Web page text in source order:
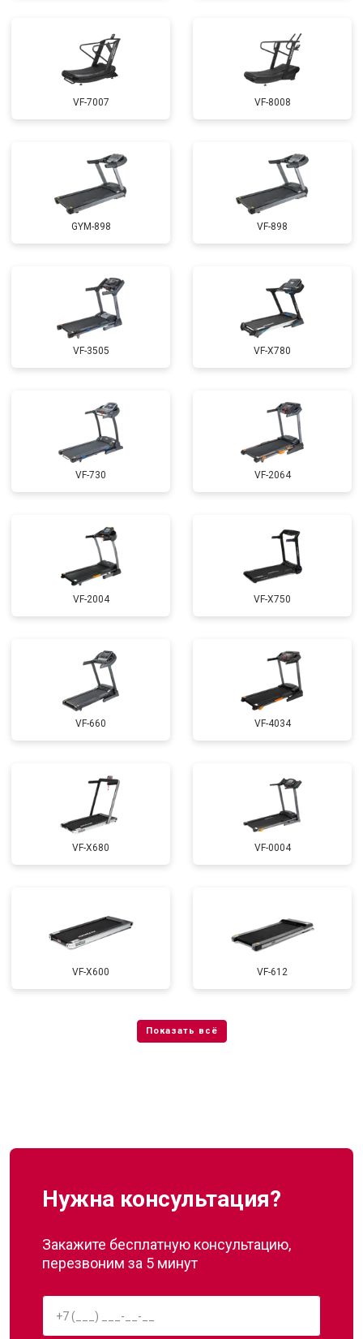
VF-7007 VF-8008
GYM-898 VF-898
VF-3505 VF-X780
VF-730 VF-2064
VF-2004 VF-X750
VF-660 VF-4034
VF-X680 VF-0004
VF-X600 VF-612
Нужна консультация?
Закажите бесплатную консультацию,
перезвоним за 5 минут